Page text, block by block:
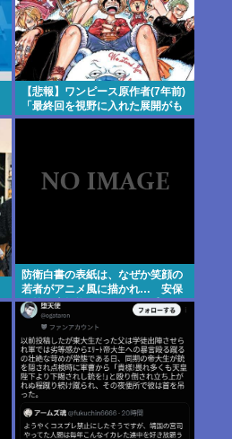
【悲報】ワンピース原作者(7年前)
「最終回を視野に入れた展開がも
う始まっています！」
防衛白書の表紙は、なぜか笑顔の
若者がアニメ風に描かれ… 安保
政策の大転換とのチグハグ感に戸
惑いの声